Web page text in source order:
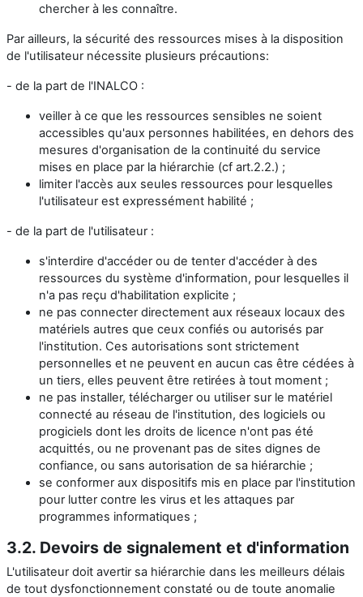
chercher à les connaître.
Par ailleurs, la sécurité des ressources mises à la disposition
de l'utilisateur nécessite plusieurs précautions:
- de la part de l'INALCO :
veiller à ce que les ressources sensibles ne soient
accessibles qu'aux personnes habilitées, en dehors des
mesures d'organisation de la continuité du service
mises en place par la hiérarchie (cf art.2.2.) ;
limiter l'accès aux seules ressources pour lesquelles
l'utilisateur est expressément habilité ;
- de la part de l'utilisateur :
s'interdire d'accéder ou de tenter d'accéder à des
ressources du système d'information, pour lesquelles il
n'a pas reçu d'habilitation explicite ;
ne pas connecter directement aux réseaux locaux des
matériels autres que ceux confiés ou autorisés par
l'institution. Ces autorisations sont strictement
personnelles et ne peuvent en aucun cas être cédées à
un tiers, elles peuvent être retirées à tout moment ;
ne pas installer, télécharger ou utiliser sur le matériel
connecté au réseau de l'institution, des logiciels ou
progiciels dont les droits de licence n'ont pas été
acquittés, ou ne provenant pas de sites dignes de
confiance, ou sans autorisation de sa hiérarchie ;
se conformer aux dispositifs mis en place par l'institution
pour lutter contre les virus et les attaques par
programmes informatiques ;
3.2. Devoirs de signalement et d'information
L'utilisateur doit avertir sa hiérarchie dans les meilleurs délais
de tout dysfonctionnement constaté ou de toute anomalie